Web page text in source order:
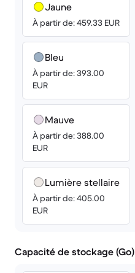
Jaune
À partir de: 459.33 EUR
Bleu
À partir de: 393.00
EUR
Mauve
À partir de: 388.00
EUR
Lumière stellaire
À partir de: 405.00
EUR
Capacité de stockage (Go)